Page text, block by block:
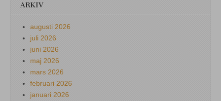
ARKIV
augusti 2026
juli 2026
juni 2026
maj 2026
mars 2026
februari 2026
januari 2026